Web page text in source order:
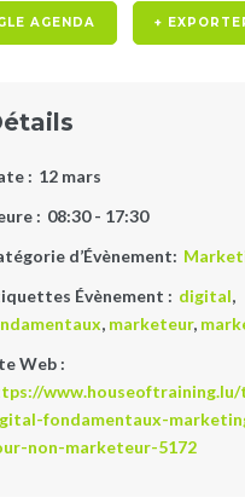
AGENDA +
: 12 mars
: 08:30 - 17:30
d’Évènement:
Évènement : digital,
, marketeur,
Web :
fondamentaux-
non-marketeur-5172